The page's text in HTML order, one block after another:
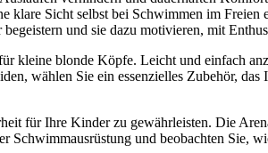
klare Sicht selbst bei Schwimmen im Freien
und sie dazu motivieren, mit
blonde Köpfe. Leicht und einfach
wählen Sie ein essenzielles Zubehör,
für Ihre Kinder zu gewährleisten. Die
und beobachten Sie,